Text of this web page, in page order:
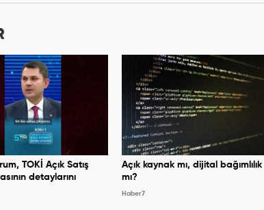
itibaren Kanal 7 Medya Grubu’na bağlı
TOKİ Açık Satış
detaylarını
Açık kaynak mı, dijital bağımlılık
mı?
Haber7